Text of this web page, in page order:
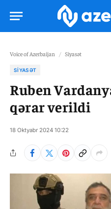
Voice of Azerbaijan / Siyasət
SIYASƏT
Ruben
qərar verildi
18 Oktyabr 2024 10:22